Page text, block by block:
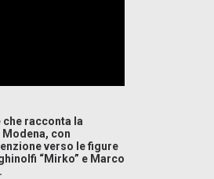
che racconta la
con
verso le figure
“Mirko” e Marco